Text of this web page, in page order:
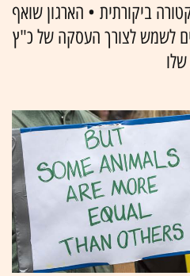
ביקורתית • הארגון שואף
לשמש לצורך העסקה של כ"ץ